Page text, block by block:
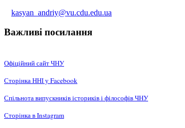
kasyan_andriy@vu.cdu.edu.ua
Важливі посилання
Офіційний сайт ЧНУ
Сторінка ННІ у Facebook
Спільнота випускників істориків і філософів ЧНУ
Сторінка в Instagram